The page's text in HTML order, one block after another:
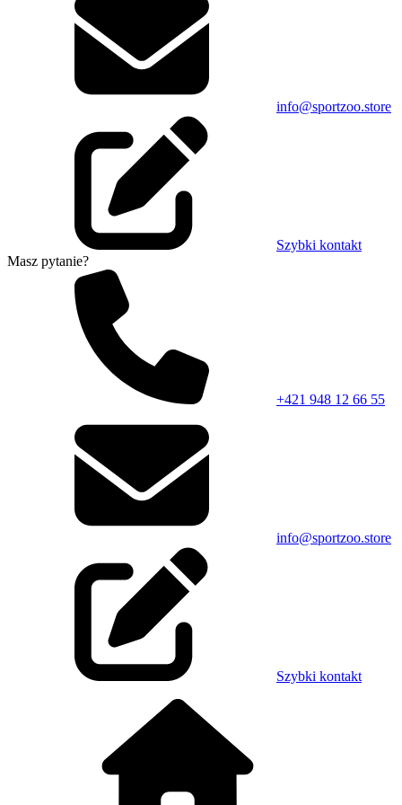
info@sportzoo.store
Szybki kontakt
Masz pytanie?
+421 948 12 66 55
info@sportzoo.store
Szybki kontakt